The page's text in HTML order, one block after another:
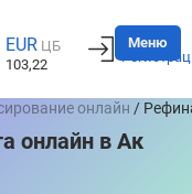
EUR ЦБ
103,22
Вход
Меню
онлайн /
онлайн в Ак